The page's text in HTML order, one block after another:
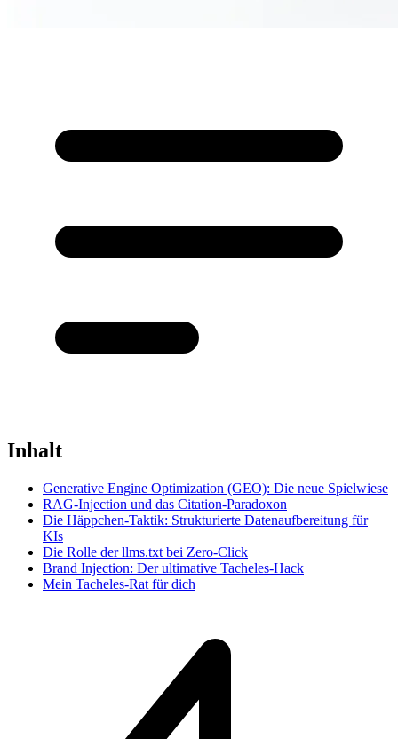
Inhalt
Generative Engine Optimization (GEO): Die neue Spielwiese
RAG-Injection und das Citation-Paradoxon
Die Häppchen-Taktik: Strukturierte Datenaufbereitung für
KIs
Die Rolle der llms.txt bei Zero-Click
Brand Injection: Der ultimative Tacheles-Hack
Mein Tacheles-Rat für dich